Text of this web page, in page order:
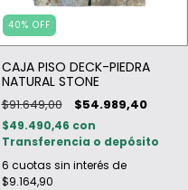
40% OFF
CAJA PISO DECK-PIEDRA
NATURAL STONE
$91.649,00 $54.989,40
$49.490,46 con
Transferencia o depósito
6 cuotas sin interés de
$9.164,90